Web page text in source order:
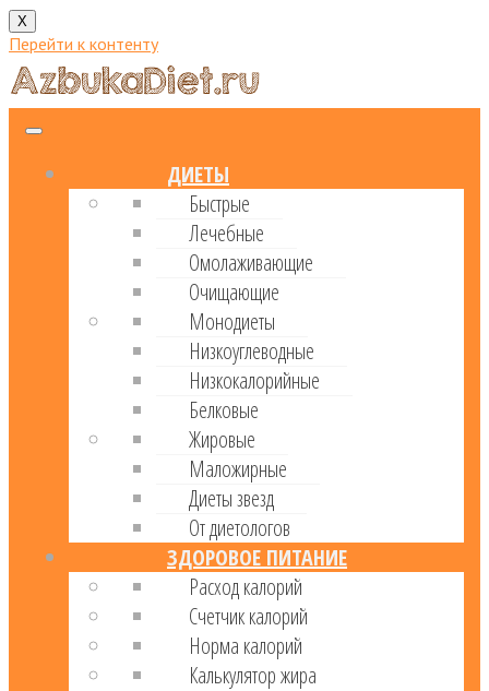
X
Перейти к контенту
ДИЕТЫ
Быстрые
Лечебные
Омолаживающие
Очищающие
Монодиеты
Низкоуглеводные
Низкокалорийные
Белковые
Жировые
Маложирные
Диеты звезд
От диетологов
ЗДОРОВОЕ ПИТАНИЕ
Расход калорий
Cчетчик калорий
Норма калорий
Калькулятор жира